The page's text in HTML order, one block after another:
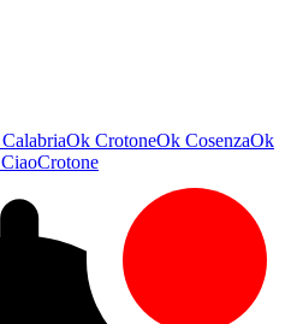
CalabriaOk CrotoneOk CosenzaOk
CiaoCrotone